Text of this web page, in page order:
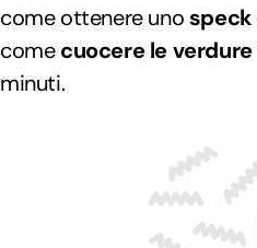
come ottenere uno
comecuocere le verdure
minuti.